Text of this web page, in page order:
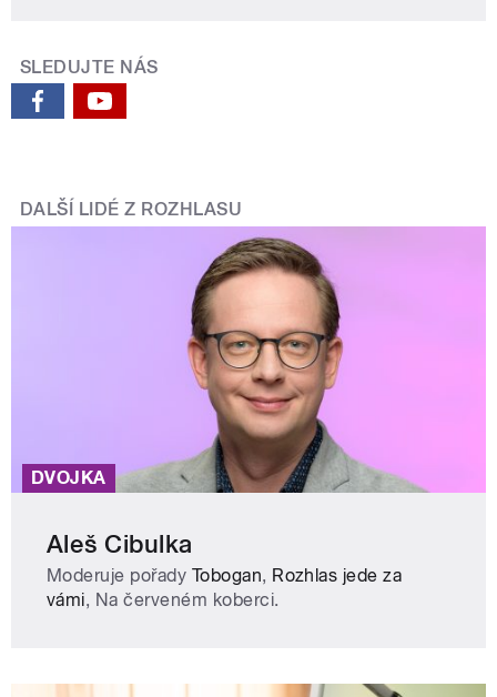
SLEDUJTE NÁS
DALŠÍ LIDÉ Z ROZHLASU
DVOJKA
Aleš Cibulka
Moderuje pořady Tobogan, Rozhlas jede za
vámi, Na červeném koberci.